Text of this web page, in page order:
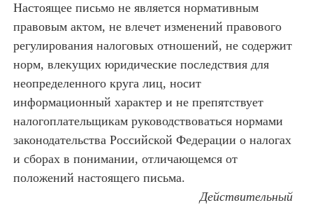
Настоящее письмо не является нормативным
правовым актом, не влечет изменений правового
регулирования налоговых отношений, не содержит
норм, влекущих юридические последствия для
неопределенного круга лиц, носит
информационный характер и не препятствует
налогоплательщикам руководствоваться нормами
законодательства Российской Федерации о налогах
и сборах в понимании, отличающемся от
положений настоящего письма.
Действительный